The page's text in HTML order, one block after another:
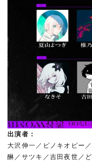
出演者：
大沢伸一／ピノキオピー
醂／サツキ／吉田夜世／